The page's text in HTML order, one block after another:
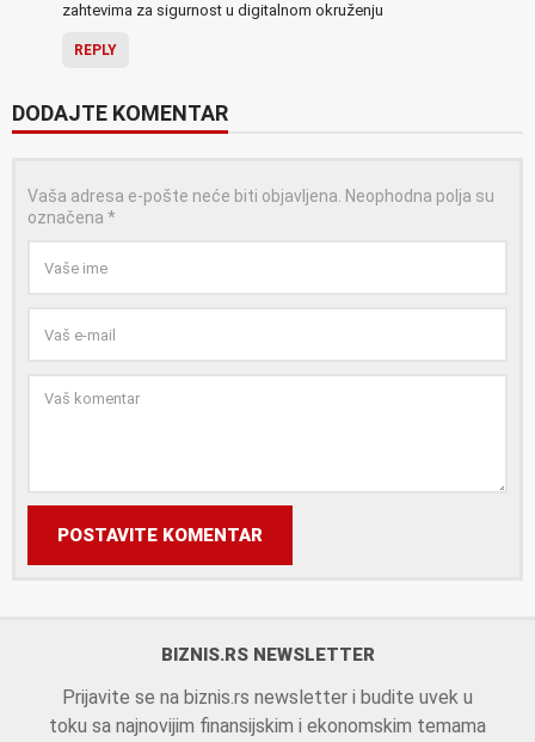
zahtevima za sigurnost u digitalnom okruženju
REPLY
DODAJTE KOMENTAR
Vaša adresa e-pošte neće biti objavljena. Neophodna polja su
označena *
POSTAVITE KOMENTAR
BIZNIS.RS NEWSLETTER
Prijavite se na biznis.rs newsletter i budite uvek u
toku sa najnovijim finansijskim i ekonomskim temama